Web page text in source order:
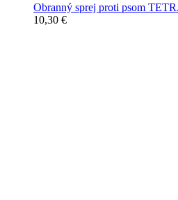
Obranný sprej proti psom
10,30 €